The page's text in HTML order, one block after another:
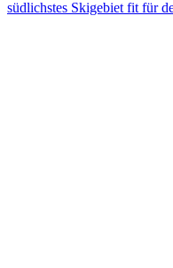
südlichstes Skigebiet fit für